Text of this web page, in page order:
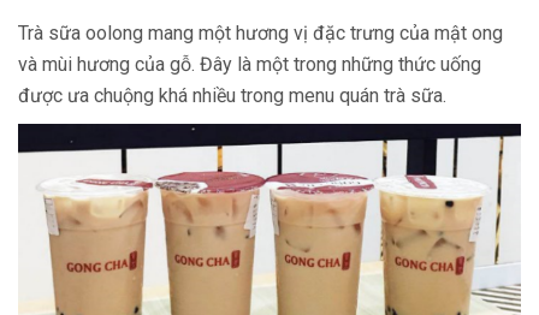
Trà sữa oolong mang một hương vị đặc trưng của mật ong
và mùi hương của gỗ. Đây là một trong những thức uống
được ưa chuộng khá nhiều trong menu quán trà sữa.